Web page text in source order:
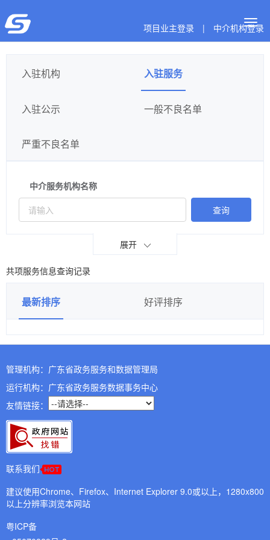
项目业主登录 | 中介机构登录
入驻机构 入驻服务
入驻公示 一般不良名单
严重不良名单
展开
中介服务机构名称
查询
综合评价
服务类型
测绘
城乡规划编制
房地产估价
工程设计
工程造价咨询
共项服务信息查询记录
最新排序 好评排序
管理机构：广东省政务服务和数据管理局
运行机构：广东省政务服务数据事务中心
友情链接：
联系我们
建议使用Chrome、Firefox、Internet Explorer 9.0或以上，1280x800
以上分辨率浏览本网站
粤ICP备